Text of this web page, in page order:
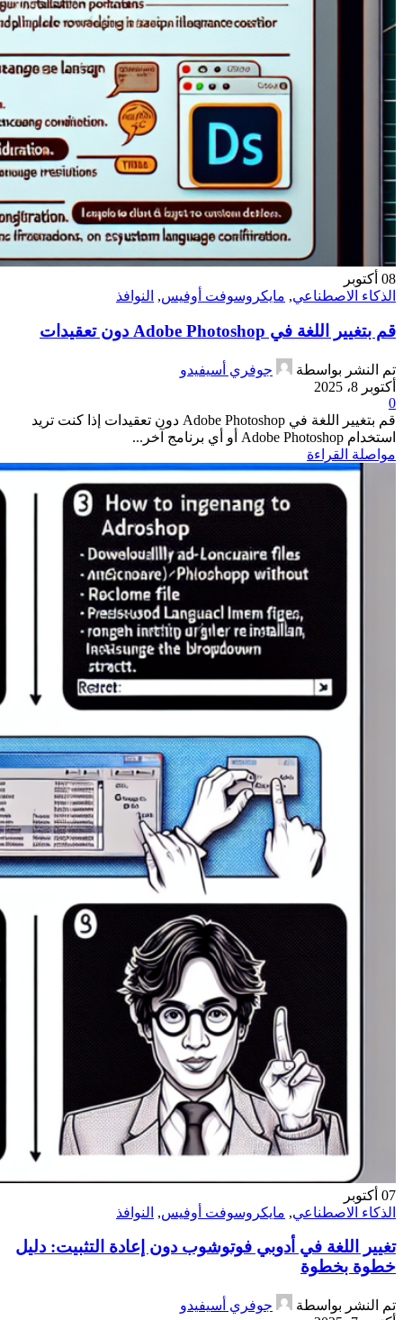
08 أكتوبر
الذكاء الاصطناعي, مايكروسوفت أوفيس, النوافذ
قم بتغيير اللغة في Adobe Photoshop دون تعقيدات
تم النشر بواسطة
جوفري أسيفيدو
أكتوبر 8، 2025
0
قم بتغيير اللغة في Adobe Photoshop دون تعقيدات إذا كنت تريد
استخدام Adobe Photoshop أو أي برنامج آخر...
مواصلة القراءة
07 أكتوبر
الذكاء الاصطناعي, مايكروسوفت أوفيس, النوافذ
تغيير اللغة في أدوبي فوتوشوب دون إعادة التثبيت: دليل
خطوة بخطوة
تم النشر بواسطة
جوفري أسيفيدو